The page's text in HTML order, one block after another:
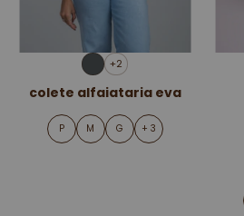
+2
colete alfaiataria eva
P M G + 3